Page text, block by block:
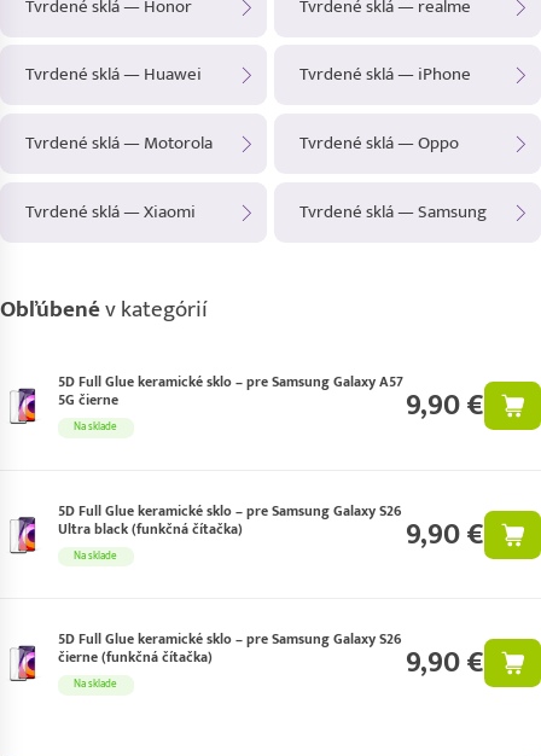
Tvrdené sklá — Honor Tvrdené sklá — realme
Tvrdené sklá — Huawei Tvrdené sklá — iPhone
Tvrdené sklá — Motorola Tvrdené sklá — Oppo
Tvrdené sklá — Xiaomi Tvrdené sklá — Samsung
Obľúbenév kategórií
Na sklade
5D Full Glue keramické sklo – pre Samsung Galaxy A57
5G čierne 9,90 €
Na sklade
5D Full Glue keramické sklo – pre Samsung Galaxy S26
Ultra black (funkčná čítačka) 9,90 €
Na sklade
5D Full Glue keramické sklo – pre Samsung Galaxy S26
čierne (funkčná čítačka) 9,90 €